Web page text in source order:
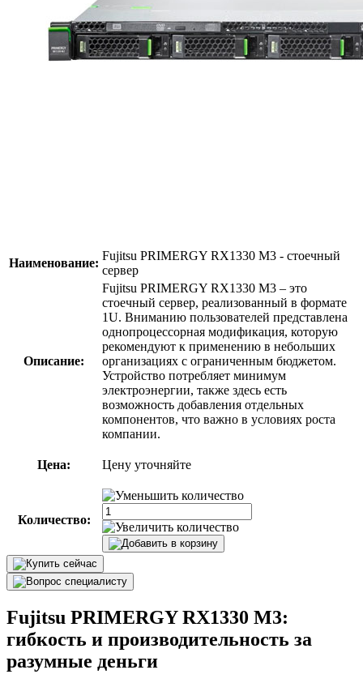
Наименование:
Fujitsu PRIMERGY RX1330 M3 - стоечный
сервер
Описание:
Fujitsu PRIMERGY RX1330 M3 – это
стоечный сервер, реализованный в формате
1U. Вниманию пользователей представлена
однопроцессорная модификация, которую
рекомендуют к применению в небольших
организациях с ограниченным бюджетом.
Устройство потребляет минимум
электроэнергии, также здесь есть
возможность добавления отдельных
компонентов, что важно в условиях роста
компании.
Цена: Цену уточняйте
Количество:
Fujitsu PRIMERGY RX1330 M3:
гибкость и производительность за
разумные деньги